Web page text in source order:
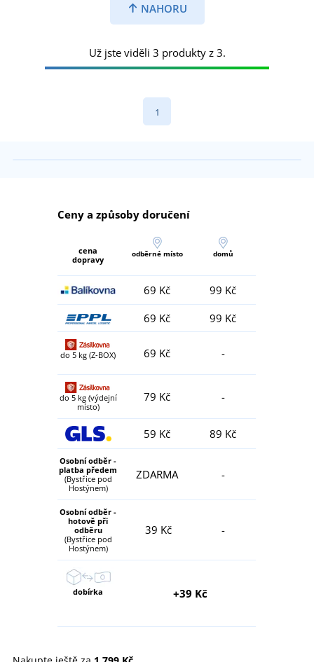
NAHORU
Už jste viděli 3 produkty z 3.
1
Ceny a způsoby doručení
cena
dopravy
odběrné místo domů
69 Kč
99 Kč
69 Kč
99 Kč
do 5 kg (Z-BOX) 69 Kč -
do 5 kg (výdejní
místo)
79 Kč -
59 Kč 89 Kč
Osobní odběr -
platba předem
(Bystřice pod
Hostýnem)
ZDARMA -
Osobní odběr -
hotově při
odběru
(Bystřice pod
Hostýnem)
39 Kč -
dobírka +39 Kč